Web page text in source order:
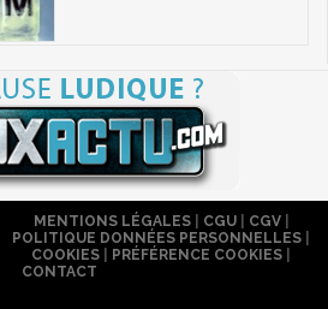
MENTIONS LÉGALES| CGU| CGV|
POLITIQUE DONNÉES PERSONNELLES
COOKIES
PRÉFÉRENCE COOKIES
CONTACT